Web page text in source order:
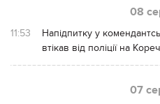
08
11:53
Напідпитку у
втікав від поліції на
07